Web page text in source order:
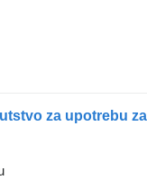
za upotrebu